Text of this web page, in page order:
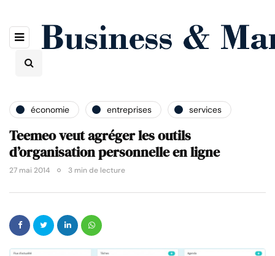
économie entreprises services
Teemeo veut agréger les outils
d’organisation personnelle en ligne
27 mai 2014 3 min de lecture